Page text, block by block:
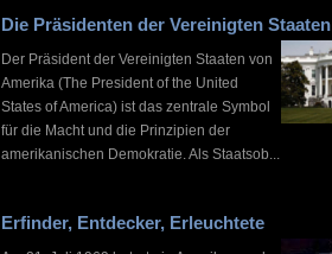
Die Präsidenten der Vereinigten Staaten
Der Präsident der Vereinigten Staaten von
Amerika (The President of the United
States of America) ist das zentrale Symbol
für die Macht und die Prinzipien der
amerikanischen Demokratie. Als Staatsob...
Erfinder, Entdecker, Erleuchtete